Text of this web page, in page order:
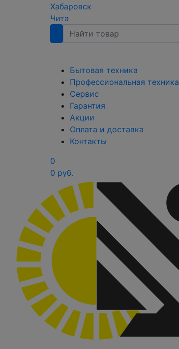
Хабаровск
Чита
Бытовая техника
Профессиональная техника
Сервис
Гарантия
Акции
Оплата и доставка
Контакты
0
0 руб.